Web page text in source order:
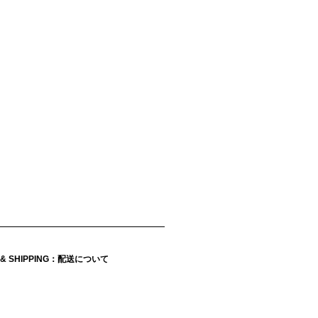
SHIPPING：配送について